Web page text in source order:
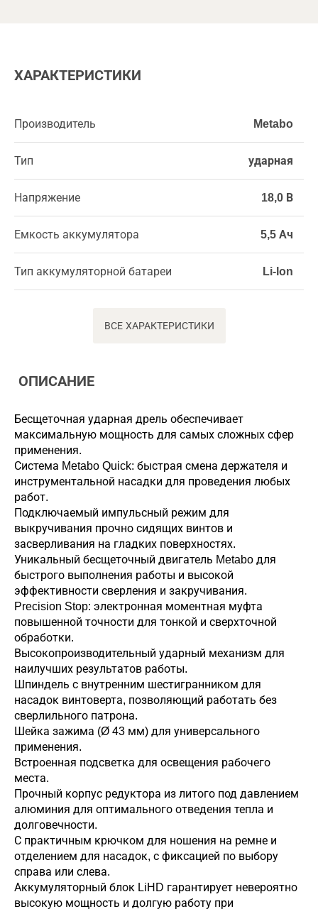
ХАРАКТЕРИСТИКИ
Производитель Metabo
Тип ударная
Напряжение 18,0 В
Емкость аккумулятора 5,5 Ач
Тип аккумуляторной батареи Li-Ion
ВСЕ ХАРАКТЕРИСТИКИ
ОПИСАНИЕ
Бесщеточная ударная дрель обеспечивает
максимальную мощность для самых сложных сфер
применения.
Система Metabo Quick: быстрая смена держателя и
инструментальной насадки для проведения любых
работ.
Подключаемый импульсный режим для
выкручивания прочно сидящих винтов и
засверливания на гладких поверхностях.
Уникальный бесщеточный двигатель Metabo для
быстрого выполнения работы и высокой
эффективности сверления и закручивания.
Precision Stop: электронная моментная муфта
повышенной точности для тонкой и сверхточной
обработки.
Высокопроизводительный ударный механизм для
наилучших результатов работы.
Шпиндель с внутренним шестигранником для
насадок винтоверта, позволяющий работать без
сверлильного патрона.
Шейка зажима (Ø 43 мм) для универсального
применения.
Встроенная подсветка для освещения рабочего
места.
Прочный корпус редуктора из литого под давлением
алюминия для оптимального отведения тепла и
долговечности.
С практичным крючком для ношения на ремне и
отделением для насадок, с фиксацией по выбору
справа или слева.
Аккумуляторный блок LiHD гарантирует невероятно
высокую мощность и долгую работу при